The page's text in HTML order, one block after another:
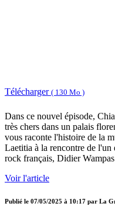
Télécharger ( 130 Mo )
Dans ce nouvel épisode,
très chers dans un palais
vous raconte l'histoire de la
Laetitia à la rencontre de l'un
rock français, Didier
Voir l'article
Publié le 07/05/2025 à 10:17 par La